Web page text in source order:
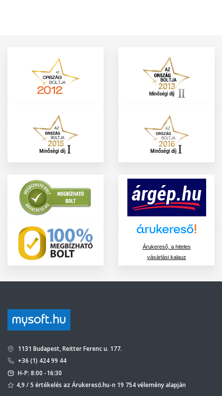
Árukereső, a hiteles
vásárlási kalauz
1131 Budapest, Reitter Ferenc u. 177.
+36 (1) 424 99 44
H-P: 8:00 -16:30
4,9 / 5 értékelés az Árukereső.hu-n 19 754 vélemény alapján